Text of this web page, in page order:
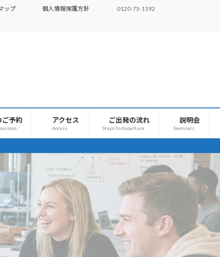
ップ 個人情報保護方針 0120-75-1192
予約 アクセス
Access
ご出発の流れ
Steps to departure
説明会
Seminars